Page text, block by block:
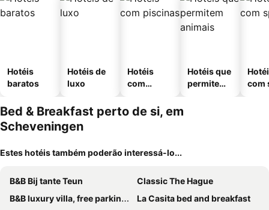
Hotéis
baratos
Hotéis de
luxo
Hotéis
com
Hotéis que
permitem
com
Bed & Breakfast perto de si, em
Scheveningen
Estes hotéis também poderão interessá-lo...
B&B Bij tante Teun
Classic The Hague
B&B luxury villa, free parking, close to the center
La Casita bed and breakfast